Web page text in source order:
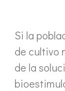
Si la
de cultivo
de la